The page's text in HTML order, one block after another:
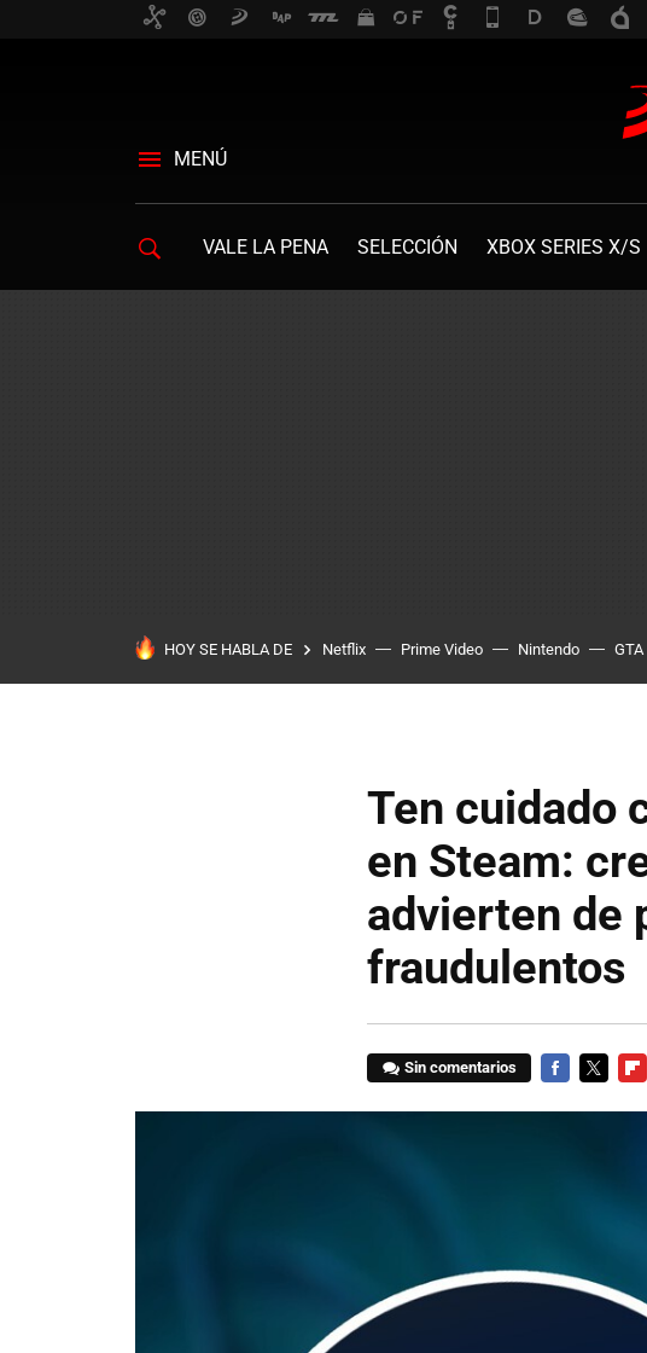
MENÚ
VALE LA PENA SELECCIÓN XBOX SERIES X/S
HOY SE HABLA DE Netflix Prime Video Nintendo GTA
Ten cuidado
en Steam:
advierten de
fraudulentos
Sin comentarios